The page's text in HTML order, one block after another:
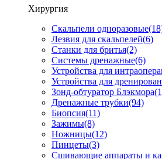
Хирургия
Скальпели одноразовые
Лезвия для скальпелей(6)
Станки для бритья(2)
Системы дренажные(6)
Устройства для
Устройства для
Зонд-обтуратор Блэкмора
Дренажные трубки(94)
Биопсия(11)
Зажимы(8)
Ножницы(12)
Пинцеты(3)
Сшивающие аппараты и